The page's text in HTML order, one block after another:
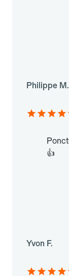
Philippe M.
👍
Yvon F.